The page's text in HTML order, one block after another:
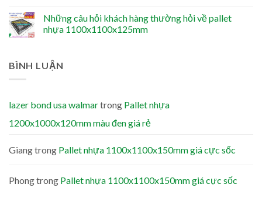
Những câu hỏi khách hàng thường hỏi về pallet
nhựa 1100x1100x125mm
BÌNH LUẬN
lazer bond usa walmartrong Pallet nhựa
1200x1000x120mm màu đen giá rẻ
Giangtrong Pallet nhựa 1100x1100x150mm giá cực sốc
Phongtrong Pallet nhựa 1100x1100x150mm giá cực sốc